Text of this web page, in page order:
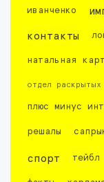
иванченко
контакты
натальная
отдел раскрытых
плюс минус
решалы
спорт тейбл